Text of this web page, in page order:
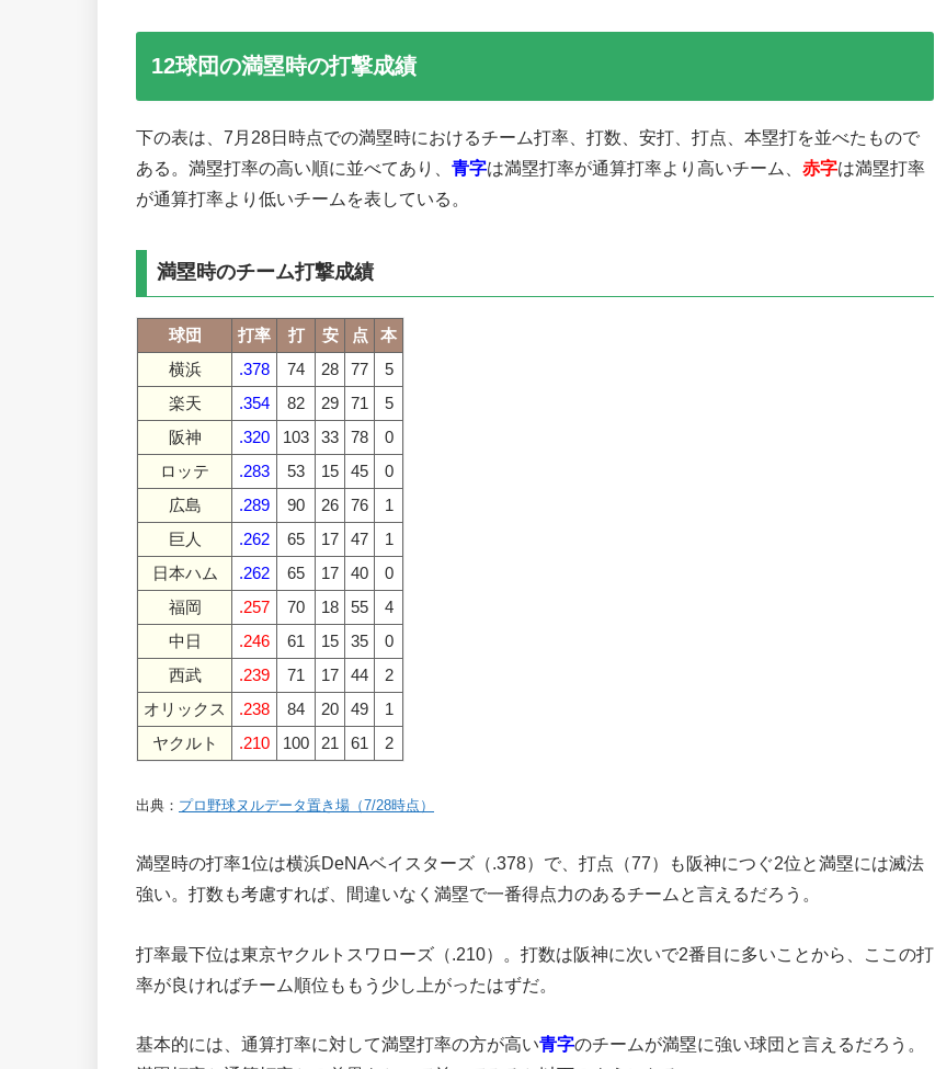
12球団の満塁時の打撃成績
下の表は、7月28日時点での満塁時におけるチーム打率、打数、安打、打点、本塁打を並べたもので
ある。満塁打率の高い順に並べてあり、 青字は満塁打率が通算打率より高いチーム、 赤字は満塁打率
が通算打率より低いチームを表している。
満塁時のチーム打撃成績
球団 打率 打 安 点
本
横浜
.378 74 28 77
5
楽天
.354 82 29 71
5
阪神
.320 103 33 78
0
ロッテ
.283 53 15 45
0
広島
.289 90 26 76
1
巨人
.262 65 17 47
1
日本ハム
.262 65 17 40
0
福岡
.257 70 18 55
4
中日
.246 61 15 35
0
西武
.239 71 17 44
2
オリックス
.238 84 20 49
1
ヤクルト
.210 100 21 61 2
出典： プロ野球ヌルデータ置き場（7/28時点）
満塁時の打率1位は横浜DeNAベイスターズ（.378）で、打点（77）も阪神につぐ2位と満塁には滅法
強い。打数も考慮すれば、間違いなく満塁で一番得点力のあるチームと言えるだろう。
打率最下位は東京ヤクルトスワローズ（.210）。打数は阪神に次いで2番目に多いことから、ここの打
率が良ければチーム順位ももう少し上がったはずだ。
基本的には、通算打率に対して満塁打率の方が高い青字のチームが満塁に強い球団と言えるだろう。